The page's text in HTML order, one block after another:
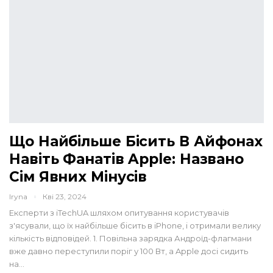
Що Найбільше Бісить В Айфонах
Навіть Фанатів Apple: Названо
Сім Явних Мінусів
Iryna Кві 23, 2024
Експерти з iTechUA шляхом опитування користувачів
з'ясували, що їх найбільше бісить в iPhone, і отримали велику
кількість відповідей. 1. Повільна зарядка Андроїд-флагмани
вже давно переступили поріг у 100 Вт, а Apple досі сидить
на…